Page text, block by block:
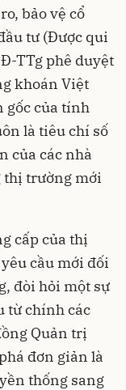
bảo vệ cổ
tư (Được qui
TTg phê duyệt
khoán Việt
gốc của tính
là tiêu chí số
của các nhà
thị trường mới
cấp của thị
cầu mới đối
đòi hỏi một sự
từ chính các
Quản trị
đơn giản là
thống sang